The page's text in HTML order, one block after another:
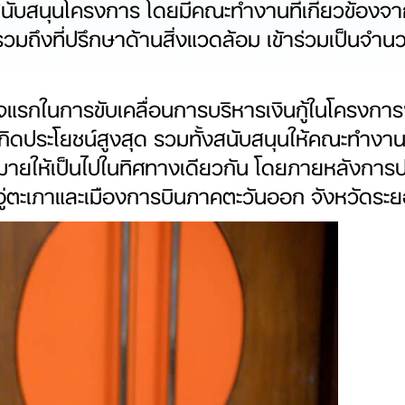
ถึงที่ปรึกษาด้านสิ่งแวดล้อม เข้าร่วมเป็นจ
ในการขับเคลื่อนการบริหารเงินกู้ในโครงกา
ดประโยชน์สูงสุด รวมทั้งสนับสนุนให้คณะทำง
ยให้เป็นไปในทิศทางเดียวกัน โดยภายหลังก
ภาและเมืองการบินภาคตะวันออก จังหวัดร